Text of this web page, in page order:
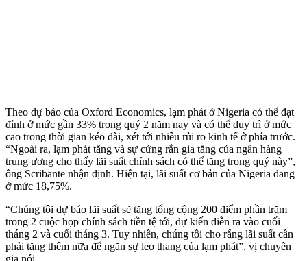
Theo dự báo của Oxford Economics, lạm phát ở Nigeria có thể đạt
đỉnh ở mức gần 33% trong quý 2 năm nay và có thể duy trì ở mức
cao trong thời gian kéo dài, xét tới nhiều rủi ro kinh tế ở phía trước.
“Ngoài ra, lạm phát tăng và sự cứng rắn gia tăng của ngân hàng
trung ương cho thấy lãi suất chính sách có thể tăng trong quý này”,
ông Scribante nhận định. Hiện tại, lãi suất cơ bản của Nigeria đang
ở mức 18,75%.
“Chúng tôi dự báo lãi suất sẽ tăng tổng cộng 200 điểm phần trăm
trong 2 cuộc họp chính sách tiền tệ tới, dự kiến diễn ra vào cuối
tháng 2 và cuối tháng 3. Tuy nhiên, chúng tôi cho rằng lãi suất cần
phải tăng thêm nữa để ngăn sự leo thang của lạm phát”, vị chuyên
gia nói.